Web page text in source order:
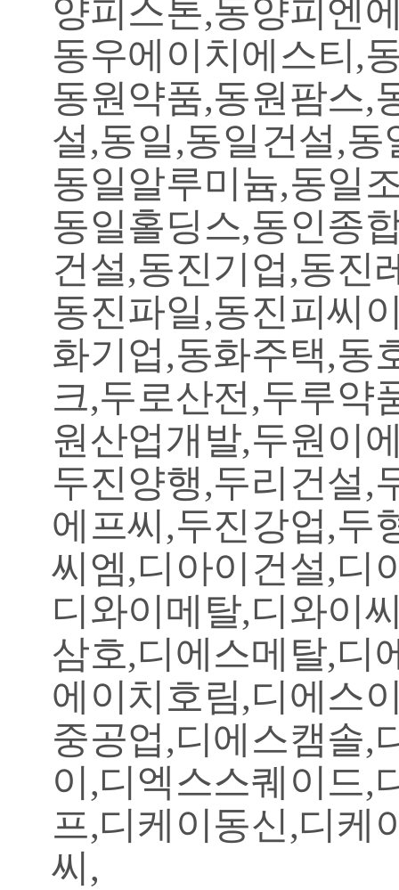
양피스톤,동양피엔
동우에이치에스티,
동원약품,동원팜스,
설,동일,동일건설,
동일알루미늄,동일
동일홀딩스,동인종
건설,동진기업,동진
동진파일,동진피씨
화기업,동화주택,동
크,두로산전,두루약
원산업개발,두원이
두진양행,두리건설,
에프씨,두진강업,두
씨엠,디아이건설,디
디와이메탈,디와이
삼호,디에스메탈,디
에이치호림,디에스
중공업,디에스캠솔,
이,디엑스스퀘이드,
프,디케이동신,디케
씨,